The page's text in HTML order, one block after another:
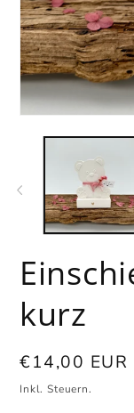
kurz
Normaler
Preis
€14,00 EUR
Inkl. Steuern.